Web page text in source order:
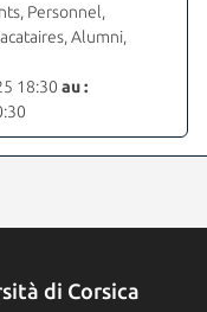
Personnel,
Alumni,
18:30 au :
di Corsica